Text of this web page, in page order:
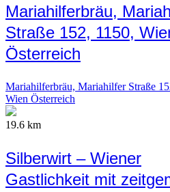
Mariahilferbräu,
Straße 152, 1150,
Österreich
Mariahilferbräu, Mariahilfer Straße
Wien Österreich
19.6 km
Silberwirt – Wiener
Gastlichkeit mit